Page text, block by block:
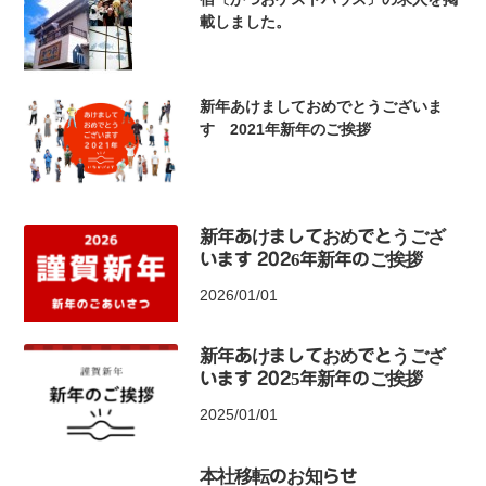
載しました。
新年あけましておめでとうございま
す 2021年新年のご挨拶
新年あけましておめでとうござ
います 2026年新年のご挨拶
2026/01/01
新年あけましておめでとうござ
います 2025年新年のご挨拶
2025/01/01
本社移転のお知らせ